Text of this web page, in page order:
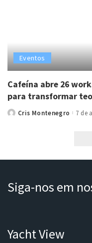
Eventos
Cafeína abre 26
para transformar
PostedCris Montenegro 7 de
Siga-nos em
Yacht View